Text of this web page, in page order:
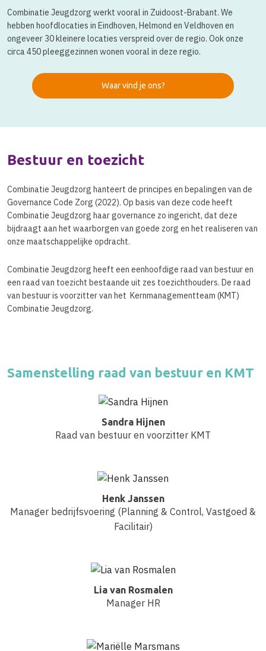
Combinatie Jeugdzorg werkt vooral in Zuidoost-Brabant. We
hebben hoofdlocaties in Eindhoven, Helmond en Veldhoven en
ongeveer 30 kleinere locaties verspreid over de regio. Ook onze
circa 450 pleeggezinnen wonen vooral in deze regio.
Waar vind je ons?
Bestuur en toezicht
Combinatie Jeugdzorg hanteert de principes en bepalingen van de
Governance Code Zorg (2022). Op basis van deze code heeft
Combinatie Jeugdzorg haar governance zo ingericht, dat deze
bijdraagt aan het waarborgen van goede zorg en het realiseren van
onze maatschappelijke opdracht.
Combinatie Jeugdzorg heeft een eenhoofdige raad van bestuur en
een raad van toezicht bestaande uit zes toezichthouders. De raad
van bestuur is voorzitter van het Kernmanagementteam (KMT)
Combinatie Jeugdzorg.
Samenstelling raad van bestuur en KMT
Sandra Hijnen
Raad van bestuur en voorzitter KMT
Henk Janssen
Manager bedrijfsvoering (Planning & Control, Vastgoed &
Facilitair)
Lia van Rosmalen
Manager HR